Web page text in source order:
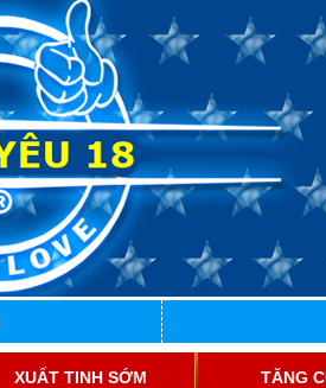
XUẤT TINH SỚM TĂNG